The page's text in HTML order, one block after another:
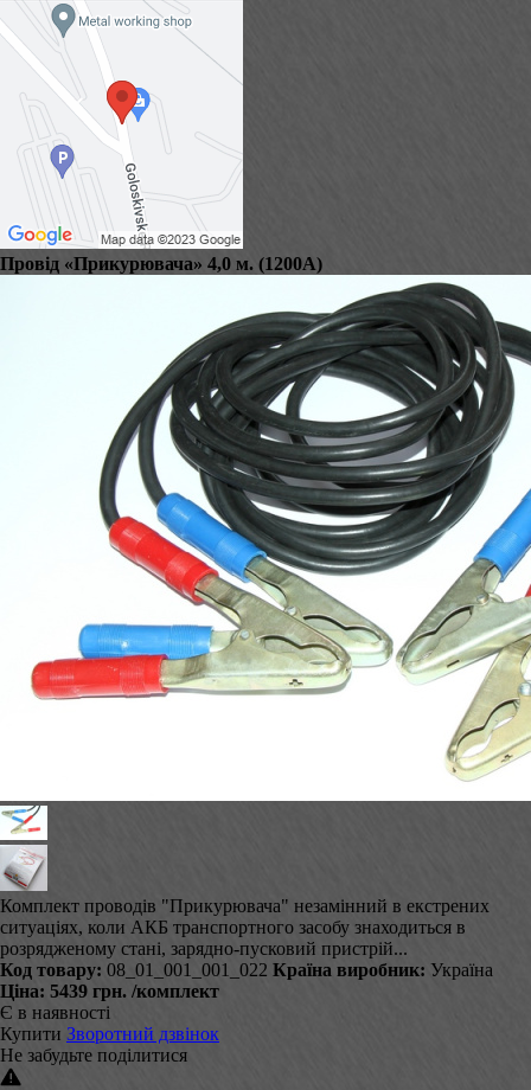
Провід «Прикурювача» 4,0 м. (1200А)
Комплект проводів "Прикурювача" незамінний в екстрених
ситуаціях, коли АКБ транспортного засобу знаходиться в
розрядженому стані, зарядно-пусковий пристрій...
Код товару: 08_01_001_001_022 Країна виробник: Україна
Ціна: 5439 грн. /комплект
Є в наявності
Купити Зворотний дзвінок
Не забудьте поділитися